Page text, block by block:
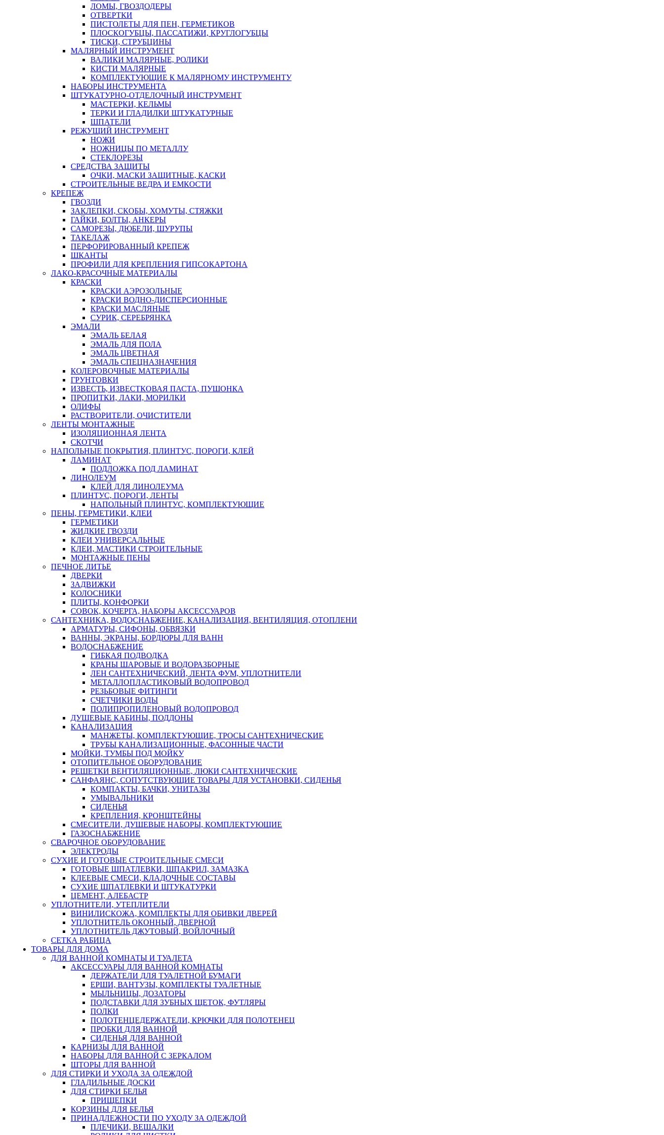
ЛОМЫ, ГВОЗДОДЕРЫ
ОТВЕРТКИ
ПИСТОЛЕТЫ ДЛЯ ПЕН, ГЕРМЕТИКОВ
ПЛОСКОГУБЦЫ, ПАССАТИЖИ, КРУГЛОГУБЦЫ
ТИСКИ, СТРУБЦИНЫ
МАЛЯРНЫЙ ИНСТРУМЕНТ
ВАЛИКИ МАЛЯРНЫЕ, РОЛИКИ
КИСТИ МАЛЯРНЫЕ
КОМПЛЕКТУЮЩИЕ К МАЛЯРНОМУ ИНСТРУМЕНТУ
НАБОРЫ ИНСТРУМЕНТА
ШТУКАТУРНО-ОТДЕЛОЧНЫЙ ИНСТРУМЕНТ
МАСТЕРКИ, КЕЛЬМЫ
ТЕРКИ И ГЛАДИЛКИ ШТУКАТУРНЫЕ
ШПАТЕЛИ
РЕЖУЩИЙ ИНСТРУМЕНТ
НОЖИ
НОЖНИЦЫ ПО МЕТАЛЛУ
СТЕКЛОРЕЗЫ
СРЕДСТВА ЗАЩИТЫ
ОЧКИ, МАСКИ ЗАЩИТНЫЕ, КАСКИ
СТРОИТЕЛЬНЫЕ ВЕДРА И ЕМКОСТИ
КРЕПЕЖ
ГВОЗДИ
ЗАКЛЕПКИ, СКОБЫ, ХОМУТЫ, СТЯЖКИ
ГАЙКИ, БОЛТЫ, АНКЕРЫ
САМОРЕЗЫ, ДЮБЕЛИ, ШУРУПЫ
ТАКЕЛАЖ
ПЕРФОРИРОВАННЫЙ КРЕПЕЖ
ШКАНТЫ
ПРОФИЛИ ДЛЯ КРЕПЛЕНИЯ ГИПСОКАРТОНА
ЛАКО-КРАСОЧНЫЕ МАТЕРИАЛЫ
КРАСКИ
КРАСКИ АЭРОЗОЛЬНЫЕ
КРАСКИ ВОДНО-ДИСПЕРСИОННЫЕ
КРАСКИ МАСЛЯНЫЕ
СУРИК, СЕРЕБРЯНКА
ЭМАЛИ
ЭМАЛЬ БЕЛАЯ
ЭМАЛЬ ДЛЯ ПОЛА
ЭМАЛЬ ЦВЕТНАЯ
ЭМАЛЬ СПЕЦНАЗНАЧЕНИЯ
КОЛЕРОВОЧНЫЕ МАТЕРИАЛЫ
ГРУНТОВКИ
ИЗВЕСТЬ, ИЗВЕСТКОВАЯ ПАСТА, ПУШОНКА
ПРОПИТКИ, ЛАКИ, МОРИЛКИ
ОЛИФЫ
РАСТВОРИТЕЛИ, ОЧИСТИТЕЛИ
ЛЕНТЫ МОНТАЖНЫЕ
ИЗОЛЯЦИОННАЯ ЛЕНТА
СКОТЧИ
НАПОЛЬНЫЕ ПОКРЫТИЯ, ПЛИНТУС, ПОРОГИ, КЛЕЙ
ЛАМИНАТ
ПОДЛОЖКА ПОД ЛАМИНАТ
ЛИНОЛЕУМ
КЛЕЙ ДЛЯ ЛИНОЛЕУМА
ПЛИНТУС, ПОРОГИ, ЛЕНТЫ
НАПОЛЬНЫЙ ПЛИНТУС, КОМПЛЕКТУЮЩИЕ
ПЕНЫ, ГЕРМЕТИКИ, КЛЕИ
ГЕРМЕТИКИ
ЖИДКИЕ ГВОЗДИ
КЛЕИ УНИВЕРСАЛЬНЫЕ
КЛЕИ, МАСТИКИ СТРОИТЕЛЬНЫЕ
МОНТАЖНЫЕ ПЕНЫ
ПЕЧНОЕ ЛИТЬЕ
ДВЕРКИ
ЗАДВИЖКИ
КОЛОСНИКИ
ПЛИТЫ, КОНФОРКИ
СОВОК, КОЧЕРГА, НАБОРЫ АКСЕССУАРОВ
САНТЕХНИКА, ВОДОСНАБЖЕНИЕ, КАНАЛИЗАЦИЯ, ВЕНТИЛЯЦИЯ, ОТОПЛЕНИ
АРМАТУРЫ, СИФОНЫ, ОБВЯЗКИ
ВАННЫ, ЭКРАНЫ, БОРДЮРЫ ДЛЯ ВАНН
ВОДОСНАБЖЕНИЕ
ГИБКАЯ ПОДВОДКА
КРАНЫ ШАРОВЫЕ И ВОДОРАЗБОРНЫЕ
ЛЕН САНТЕХНИЧЕСКИЙ, ЛЕНТА ФУМ, УПЛОТНИТЕЛИ
МЕТАЛЛОПЛАСТИКОВЫЙ ВОДОПРОВОД
РЕЗЬБОВЫЕ ФИТИНГИ
СЧЕТЧИКИ ВОДЫ
ПОЛИПРОПИЛЕНОВЫЙ ВОДОПРОВОД
ДУШЕВЫЕ КАБИНЫ, ПОДДОНЫ
КАНАЛИЗАЦИЯ
МАНЖЕТЫ, КОМПЛЕКТУЮЩИЕ, ТРОСЫ САНТЕХНИЧЕСКИЕ
ТРУБЫ КАНАЛИЗАЦИОННЫЕ, ФАСОННЫЕ ЧАСТИ
МОЙКИ, ТУМБЫ ПОД МОЙКУ
ОТОПИТЕЛЬНОЕ ОБОРУДОВАНИЕ
РЕШЕТКИ ВЕНТИЛЯЦИОННЫЕ, ЛЮКИ САНТЕХНИЧЕСКИЕ
САНФАЯНС, СОПУТСТВУЮЩИЕ ТОВАРЫ ДЛЯ УСТАНОВКИ, СИДЕНЬЯ
КОМПАКТЫ, БАЧКИ, УНИТАЗЫ
УМЫВАЛЬНИКИ
СИДЕНЬЯ
КРЕПЛЕНИЯ, КРОНШТЕЙНЫ
СМЕСИТЕЛИ, ДУШЕВЫЕ НАБОРЫ, КОМПЛЕКТУЮЩИЕ
ГАЗОСНАБЖЕНИЕ
СВАРОЧНОЕ ОБОРУДОВАНИЕ
ЭЛЕКТРОДЫ
СУХИЕ И ГОТОВЫЕ СТРОИТЕЛЬНЫЕ СМЕСИ
ГОТОВЫЕ ШПАТЛЕВКИ, ШПАКРИЛ, ЗАМАЗКА
КЛЕЕВЫЕ СМЕСИ, КЛАДОЧНЫЕ СОСТАВЫ
СУХИЕ ШПАТЛЕВКИ И ШТУКАТУРКИ
ЦЕМЕНТ, АЛЕБАСТР
УПЛОТНИТЕЛИ, УТЕПЛИТЕЛИ
ВИНИЛИСКОЖА, КОМПЛЕКТЫ ДЛЯ ОБИВКИ ДВЕРЕЙ
УПЛОТНИТЕЛЬ ОКОННЫЙ, ДВЕРНОЙ
УПЛОТНИТЕЛЬ ДЖУТОВЫЙ, ВОЙЛОЧНЫЙ
СЕТКА РАБИЦА
ТОВАРЫ ДЛЯ ДОМА
ДЛЯ ВАННОЙ КОМНАТЫ И ТУАЛЕТА
АКСЕССУАРЫ ДЛЯ ВАННОЙ КОМНАТЫ
ДЕРЖАТЕЛИ ДЛЯ ТУАЛЕТНОЙ БУМАГИ
ЕРШИ, ВАНТУЗЫ, КОМПЛЕКТЫ ТУАЛЕТНЫЕ
МЫЛЬНИЦЫ, ДОЗАТОРЫ
ПОДСТАВКИ ДЛЯ ЗУБНЫХ ЩЕТОК, ФУТЛЯРЫ
ПОЛКИ
ПОЛОТЕНЦЕДЕРЖАТЕЛИ, КРЮЧКИ ДЛЯ ПОЛОТЕНЕЦ
ПРОБКИ ДЛЯ ВАННОЙ
СИДЕНЬЯ ДЛЯ ВАННОЙ
КАРНИЗЫ ДЛЯ ВАННОЙ
НАБОРЫ ДЛЯ ВАННОЙ С ЗЕРКАЛОМ
ШТОРЫ ДЛЯ ВАННОЙ
ДЛЯ СТИРКИ И УХОДА ЗА ОДЕЖДОЙ
ГЛАДИЛЬНЫЕ ДОСКИ
ДЛЯ СТИРКИ БЕЛЬЯ
ПРИЩЕПКИ
КОРЗИНЫ ДЛЯ БЕЛЬЯ
ПРИНАДЛЕЖНОСТИ ПО УХОДУ ЗА ОДЕЖДОЙ
ПЛЕЧИКИ, ВЕШАЛКИ